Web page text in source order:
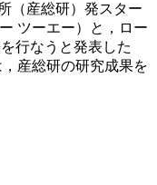
（産総研）発スター
ツーエー）と，ロー
行なうと発表した
，産総研の研究成果を